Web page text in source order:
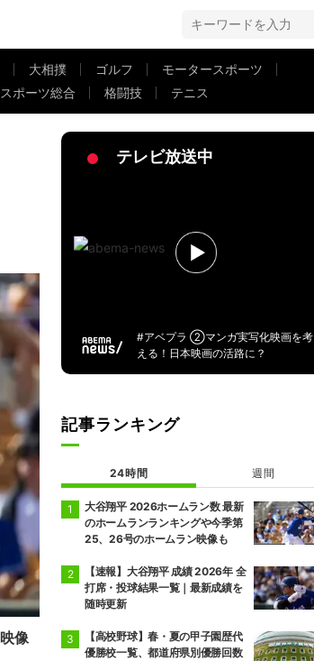
大相撲 ゴルフ
モータースポーツ
スポーツ総合 格闘技 テニス
像
テレビ放送中
#アベプラ ②マンガ実写化映画を考
える！日本映画の活路に？
記事ランキング
24時間 週間
大谷翔平 2026ホームラン数 最新
のホームランランキングや今季第
25、26号のホームラン映像も
【速報】大谷翔平 成績 2026年 全
打席・投球結果一覧｜最新成績を
随時更新
【高校野球】春・夏の甲子園歴代
優勝校一覧、都道府県別優勝回数